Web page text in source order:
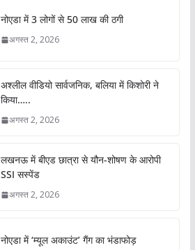
नोएडा में 3 लोगों से 50 लाख की ठगी
अगस्त 2, 2026
अश्लील वीडियो सार्वजनिक, बलिया में किशोरी ने
किया…..
अगस्त 2, 2026
लखनऊ में बीएड छात्रा से यौन-शोषण के आरोपी
SSI सस्पेंड
अगस्त 2, 2026
नोएडा में ‘म्यूल अकाउंट’ गैंग का भंडाफोड़